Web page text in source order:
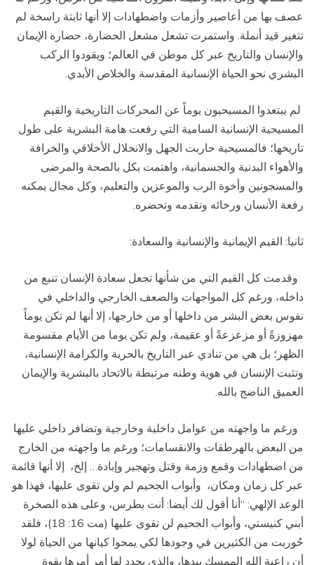
عصف بها من أعاصير وأزمات واضطهادات إلا أنها ثابتة راسخة لم
تتغير قيد أنملة. واستمرت تشعل مشعل الحضارة، حضارة الإيمان
والإنسان والتاريخ عبر كل موطن في العالم؛ ويقودوا الركب
البشري نحو الحياة الإنسانية المقدسة والخلاص الأبدي.
لم يبتعدوا المسيحيون يوماً عن المحركات التاريخية والقيم
المسيحية الإنسانية السامية التي رفعت هامة البشرية على طول
تاريخها؛ فالمسيحية حاربت الجهل والانحلال الأخلاقي والخرافة
والأهواء البدنية والجسمانية، واهتمت بكل بالصحة والمرضى
والمسجونين وأخوة الرب والموعزين والتعليم، وكل مجال يمكنه
رفعة الأنسان ورخائه وتقدمه وتحضره.
ثانيا: القيم الإيمانية والإنسانية والسعادة:
وقدمت كل القيم التي من شأنها تجعل سعادة الإنسان تنبع من
داخله، ورغم كل المواجهات والضعف الخارجي والداخلي في
نفوس بعض البشر من داخلها أو من خارجها، إلا أنها لم تكن يوماً
مهزوزةً أو مزعزعةً أو عقيمة، ولم تكن يوما من الأيام مقسومة
الظهر؛ بل هي من تنادي عبر التاريخ بالحرية والكرامة الإنسانية،
وتثبت الإنسان في هوية وطنه مرتبطة بالاتحاد بالبشرية والإيمان
العميق الناضج بالله.
ورغم ما واجهته من عوامل داخلية وخارجية وتضافر داخلي عليها
من البعض بالهرطقات والانقسامات؛ ورغم ما واجهته من الخارج
من اضطهادات وقمع وزمة وقتل وتهجير وإبادة… إلخ، إلا أنها قائمة
عبر كل زمان ومكان، وأبواب الجحيم لم ولن تقوى عليها، فهذا هو
الوعد الإلهي: “أنا أقول لك أيضا: أنت بطرس، وعلى هذه الصخرة
أبني كنيستي، وأبواب الجحيم لن تقوى عليها (مت 16: 18)، فلقد
حُوربت من الكثيرين في وجودها لكي يمحوا كيانها من الحياة لولا
أن راعية الله الممسك بيدها، والذي يجدد لها أمر أمرها بقوة